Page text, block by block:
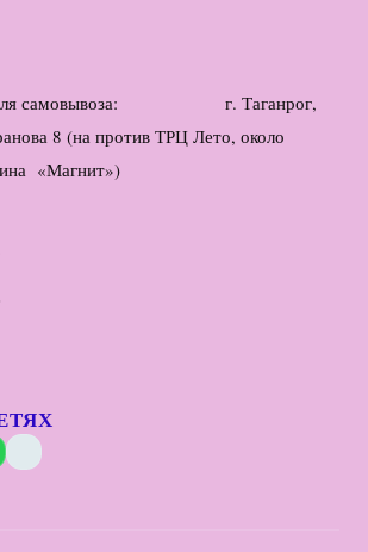
самовывоза: г. Таганрог,
8 (на против ТРЦ Лето, около
«Магнит»)